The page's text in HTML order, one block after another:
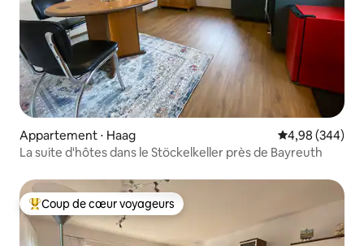
Appartement ⋅ Haag Évaluation
4,98 (344)
La suite d'hôtes dans le Stöckelkeller près de Bayreuth
Coups de cœur voyageurs les plus appréciés
Coup de cœur voyageurs